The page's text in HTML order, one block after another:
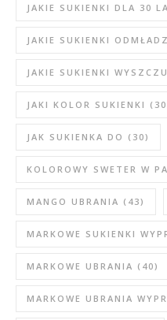
JAKIE SUKIENKI DLA 30
JAKIE SUKIENKI
JAKIE SUKIENKI
JAKI KOLOR SUKIENKI
JAK SUKIENKA DO (30)
KOLOROWY SWETER W
MANGO UBRANIA (43)
MARKOWE SUKIENKI
MARKOWE UBRANIA (40)
MARKOWE UBRANIA